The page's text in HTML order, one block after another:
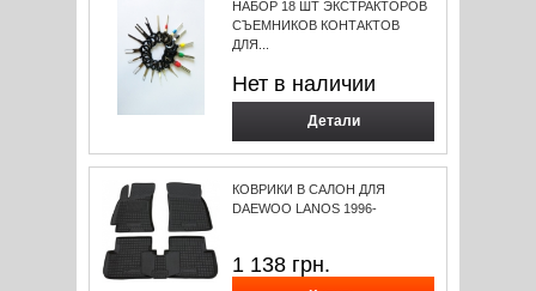
НАБОР 18 ШТ ЭКСТРАКТОРОВ
СЪЕМНИКОВ КОНТАКТОВ
ДЛЯ...
Нет в наличии
Детали
КОВРИКИ В САЛОН ДЛЯ
DAEWOO LANOS 1996-
1 138 грн.